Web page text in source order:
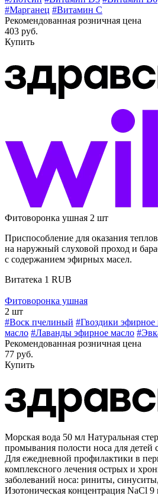
#Марганец #Витамин C
Рекомендованная розничная цена
403 руб.
Купить
Фитоворонка ушная 2 шт
Приспособление для оказания
на наружный слуховой проход и
с содержанием эфирных масел.
Витатека 1 RUB
Фитоворонка ушная
2 шт
#Воск пчелиный #Гвоздики эфирное
масло #Лаванды эфирное масло
Рекомендованная розничная цена
77 руб.
Купить
Морская вода 50 мл Натуральная
промывания полости носа для детей
Для ежедневной профилактики в
комплексного лечения острых и
заболеваний носа: риниты,
Изотоническая концентрация NaCl 9